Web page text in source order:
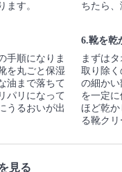
ます。
ちたら、
手順になりま
を丸ごと保湿
油まで落ちて
パリになって
うるおいが出
6.靴を乾
まずは
取り除
の細か
を一定
ほど乾か
る靴クリ
見る